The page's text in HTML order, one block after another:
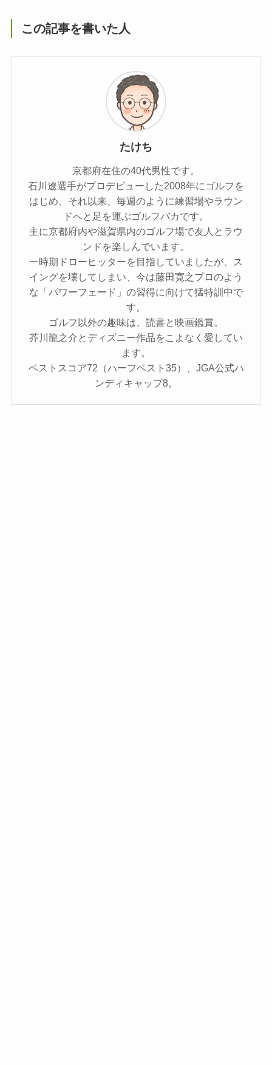
この記事を書いた人
たけち
京都府在住の40代男性です。
石川遼選手がプロデビューした2008年にゴルフを
はじめ、それ以来、毎週のように練習場やラウン
ドへと足を運ぶゴルフバカです。
主に京都府内や滋賀県内のゴルフ場で友人とラウ
ンドを楽しんでいます。
一時期ドローヒッターを目指していましたが、ス
イングを壊してしまい、今は藤田寛之プロのよう
な「パワーフェード」の習得に向けて猛特訓中で
す。
ゴルフ以外の趣味は、読書と映画鑑賞。
芥川龍之介とディズニー作品をこよなく愛してい
ます。
ベストスコア72（ハーフベスト35）、JGA公式ハ
ンディキャップ8。